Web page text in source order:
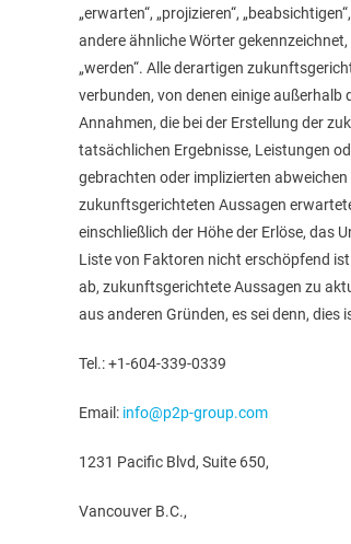
„erwarten“, „projizieren“,
andere ähnliche Wörter
„werden“. Alle derartigen
verbunden, von denen einige außerhalb
Annahmen, die bei der Erstellung der
tatsächlichen Ergebnisse, Leistungen
gebrachten oder implizierten
zukunftsgerichteten Aussagen
einschließlich der Höhe der Erlöse, das
Liste von Faktoren nicht erschöpfend
ab, zukunftsgerichtete Aussagen zu
aus anderen Gründen, es sei denn,
Tel.: +1-604-339-0339
Email: info@p2p-group.com
1231 Pacific Blvd, Suite 650,
Vancouver B.C.,